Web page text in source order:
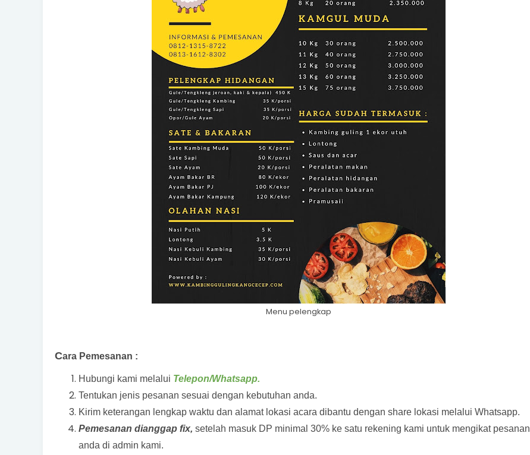
Menu pelengkap
Cara Pemesanan :
Hubungi kami melalui Telepon/Whatsapp.
Tentukan jenis pesanan sesuai dengan kebutuhan anda.
Kirim keterangan lengkap waktu dan alamat lokasi acara dibantu dengan share lokasi melalui Whatsapp.
Pemesanan dianggap fix, setelah masuk DP minimal 30% ke satu rekening kami untuk mengikat pesanan
anda di admin kami.